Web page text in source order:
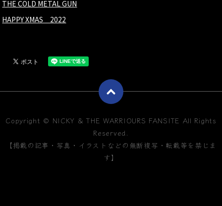
THE COLD METAL GUN
HAPPY XMAS 2022
Copyright © NICKY & THE WARRIOURS FANSITE All Rights
Reserved.
【掲載の記事・写真・イラストなどの無断複写・転載等を禁じま
す】